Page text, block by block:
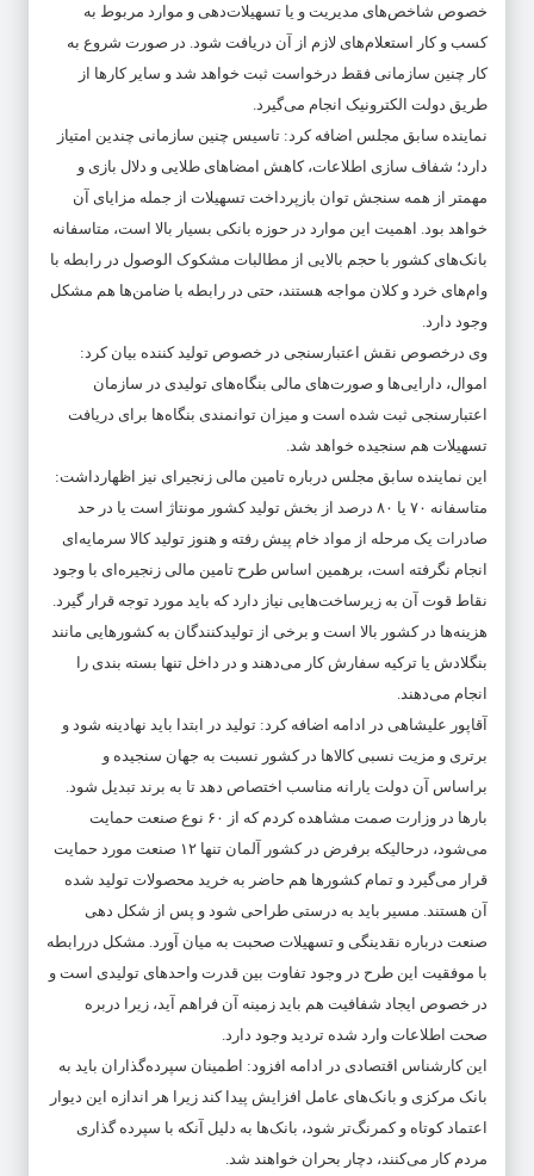
خصوص شاخص‌های مدیریت و یا تسهیلات‌دهی و موارد مربوط به
کسب و کار استعلام‌های لازم از آن دریافت شود. در صورت شروع به
کار چنین سازمانی فقط درخواست ثبت خواهد شد و سایر کار‌ها از
طریق دولت الکترونیک انجام می‌گیرد.
نماینده سابق مجلس اضافه کرد: تاسیس چنین سازمانی چندین امتیاز
دارد؛ شفاف سازی اطلاعات، کاهش امضا‌های طلایی و دلال بازی و
مهمتر از همه سنجش توان بازپرداخت تسهیلات از جمله مزایای آن
خواهد بود. اهمیت این موارد در حوزه بانکی بسیار بالا است، متاسفانه
بانک‌های کشور با حجم بالایی از مطالبات مشکوک الوصول در رابطه با
وام‌های خرد و کلان مواجه هستند، حتی در رابطه با ضامن‌ها هم مشکل
وجود دارد.
وی درخصوص نقش اعتبارسنجی در خصوص تولید کننده بیان کرد:
اموال، دارایی‌ها و صورت‌های مالی بنگاه‌های تولیدی در سازمان
اعتبارسنجی ثبت شده است و میزان توانمندی بنگاه‌ها برای دریافت
تسهیلات هم سنجیده خواهد شد.
این نماینده سابق مجلس درباره تامین مالی زنجیر‌ای نیز اظهارداشت:
متاسفانه ۷۰ یا ۸۰ درصد از بخش تولید کشور مونتاژ است یا در حد
صادرات یک مرحله از مواد خام پیش رفته و هنوز تولید کالا سرمایه‌ای
انجام نگرفته است، برهمین اساس طرح تامین مالی زنجیره‌ای با وجود
نقاط قوت آن به زیرساخت‌هایی نیاز دارد که باید مورد توجه قرار گیرد.
هزینه‌ها در کشور بالا است و برخی از تولیدکنندگان به کشور‌هایی مانند
بنگلادش یا ترکیه سفارش کار می‌دهند و در داخل تنها بسته بندی را
انجام می‌دهند.
آقاپور علیشاهی در ادامه اضافه کرد: تولید در ابتدا باید نهادینه شود و
برتری و مزیت نسبی کالا‌ها در کشور نسبت به جهان سنجیده و
براساس آن دولت یارانه مناسب اختصاص دهد تا به برند تبدیل شود.
بار‌ها در وزارت صمت مشاهده کردم که از ۶۰ نوع صنعت حمایت
می‌شود، درحالیکه برفرض در کشور آلمان تنها ۱۲ صنعت مورد حمایت
قرار می‌گیرد و تمام کشور‌ها هم حاضر به خرید محصولات تولید شده
آن هستند. مسیر باید به درستی طراحی شود و پس از شکل دهی
صنعت درباره نقدینگی و تسهیلات صحبت به میان آورد. مشکل دررابطه
با موفقیت این طرح در وجود تفاوت بین قدرت واحد‌های تولیدی است و
در خصوص ایجاد شفافیت هم باید زمینه آن فراهم آید، زیرا دربره
صحت اطلاعات وارد شده تردید وجود دارد.
این کارشناس اقتصادی در ادامه افزود: اطمینان سپرده‌گذاران باید به
بانک مرکزی و بانک‌های عامل افزایش پیدا کند زیرا هر اندازه این دیوار
اعتماد کوتاه و کمرنگ‌تر شود، بانک‌ها به دلیل آنکه با سپرده گذاری
مردم کار می‌کنند، دچار بحران خواهند شد.